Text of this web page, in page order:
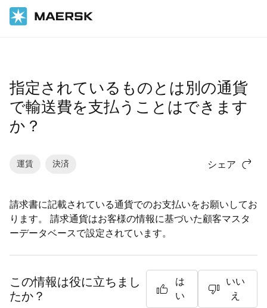
指定されているものとは別の通貨
で輸送費を支払うことはできます
か？
運賃 決済 シェア
請求書に記載されている通貨でのお支払いをお願いしてお
ります。 請求通貨はお客様の情報に基づいた顧客マスタ
ーデータベースで設定されています。
この情報は役に立ちまし
たか？
は
い
いい
え